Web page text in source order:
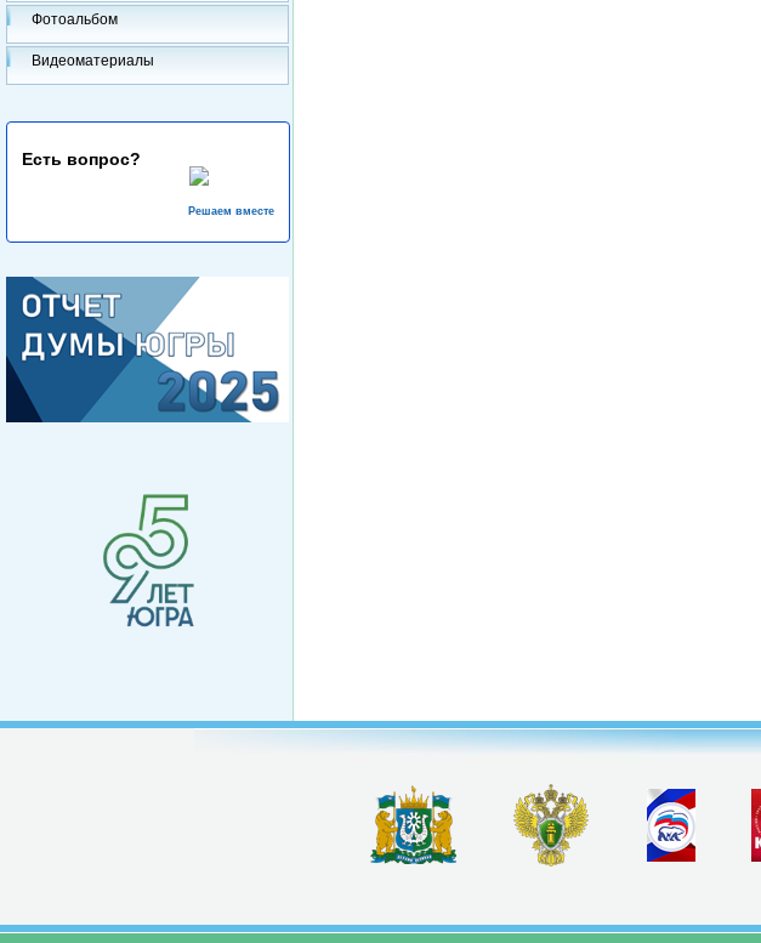
Фотоальбом
Видеоматериалы
Есть вопрос?
Решаем вместе